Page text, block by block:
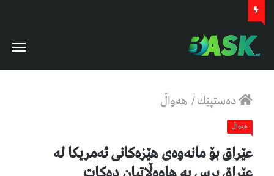
دەستپێك/ هەواڵ
هەواڵ
عێراق بۆ مانەوەی هێزەکانی ئەمریکا لە